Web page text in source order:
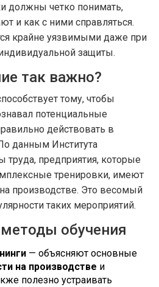
должны четко понимать,
и как с ними справляться.
крайне уязвимыми даже при
защиты.
так важно?
тому, чтобы
потенциальные
действовать в
данным Института
труда, предприятия, которые
тренировки, имеют
производстве. Это весомый
таких мероприятий.
обучения
— объясняют основные
на производстве и
полезно устраивать